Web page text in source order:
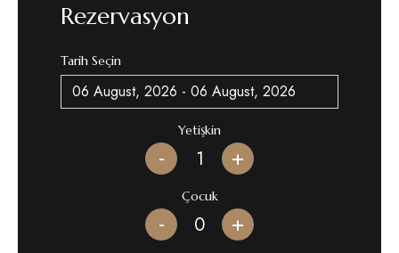
Rezervasyon
Tarih Seçin
Yetişkin
- +
Çocuk
- +